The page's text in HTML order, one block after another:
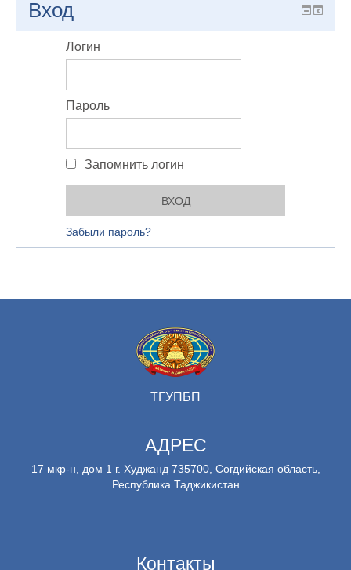
Вход
Логин
Пароль
Запомнить логин
Забыли пароль?
ТГУПБП
АДРЕС
17 мкр-н, дом 1 г. Худжанд 735700, Согдийская область,
Республика Таджикистан
Контакты